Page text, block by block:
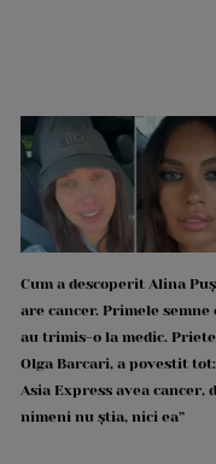
Cum a descoperit Alina
are cancer. Primele semne
au trimis-o la medic.
Olga Barcari, a povestit tot:
Asia Express avea cancer,
nimeni nu știa, nici ea”